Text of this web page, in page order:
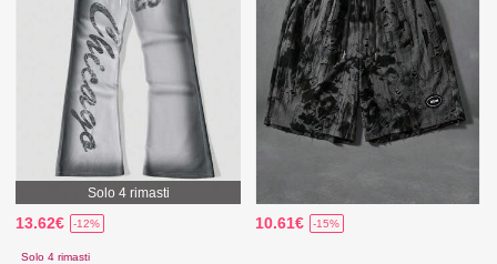
Solo 4 rimasti
13.62€ -12%
Solo 4 rimasti
10.61€ -15%